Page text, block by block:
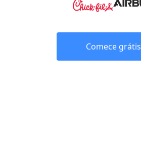
Comece grátis